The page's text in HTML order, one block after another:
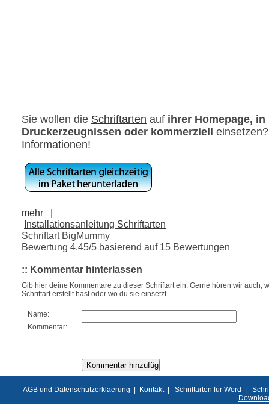
Sie wollen die Schriftarten auf ihrer Homepage, in
Druckerzeugnissen oder kommerziell
Informationen!
mehr
|
Installationsanleitung Schriftarten
Schriftart BigMummy
Bewertung 4.45/5 basierend auf 15 Bewertungen
:: Kommentar hinterlassen
Gib hier deine Kommentare zu dieser Schriftart ein. Gerne hören wir auch,
Schriftart erstellt hast oder wo du sie einsetzt.
Name:
Kommentar:
AGB und Datenschutzerklaerung | Kontakt| Schriftarten für Word |